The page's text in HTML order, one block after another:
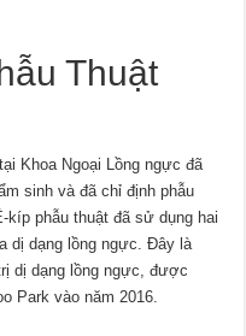
Thuật
Khoa Ngoại Lồng ngực đã
sinh và đã chỉ định phẫu
phẫu thuật đã sử dụng hai
dị dạng lồng ngực. Đây là
dị dạng lồng ngực, được
Park vào năm 2016.